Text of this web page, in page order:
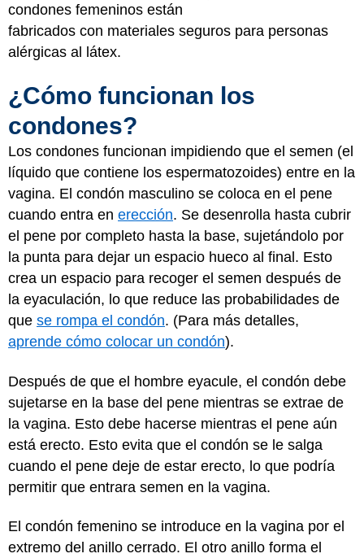
condones femeninos están
fabricados con materiales seguros para personas
alérgicas al látex.
¿Cómo funcionan los
condones?
Los condones funcionan impidiendo que el semen (el
líquido que contiene los espermatozoides) entre en la
vagina. El condón masculino se coloca en el pene
cuando entra en erección. Se desenrolla hasta cubrir
el pene por completo hasta la base, sujetándolo por
la punta para dejar un espacio hueco al final. Esto
crea un espacio para recoger el semen después de
la eyaculación, lo que reduce las probabilidades de
que se rompa el condón. (Para más detalles,
aprende cómo colocar un condón).
Después de que el hombre eyacule, el condón debe
sujetarse en la base del pene mientras se extrae de
la vagina. Esto debe hacerse mientras el pene aún
está erecto. Esto evita que el condón se le salga
cuando el pene deje de estar erecto, lo que podría
permitir que entrara semen en la vagina.
El condón femenino se introduce en la vagina por el
extremo del anillo cerrado. El otro anillo forma el